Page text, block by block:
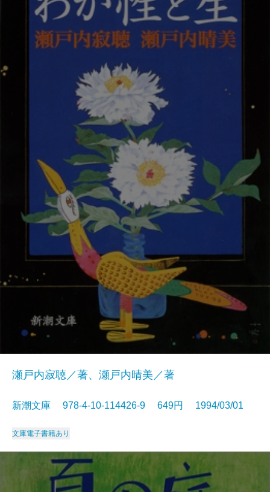
瀬戸内寂聴／著、瀬戸内晴美／著
新潮文庫 978-4-10-114426-9 649円 1994/03/01
文庫電子書籍あり